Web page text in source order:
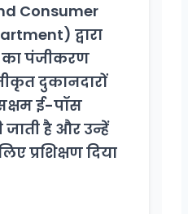
Consumer
द्वारा
का पंजीकरण
दुकानदारों
ई-पॉस
जाती है और उन्हें
प्रशिक्षण दिया